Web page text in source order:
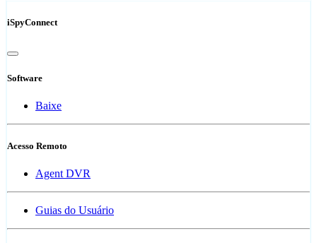
iSpyConnect
Software
Baixe
Acesso Remoto
Agent DVR
Guias do Usuário